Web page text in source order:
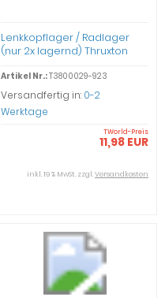
Lenkkopflager / Radlager
(nur 2x lagernd) Thruxton
Artikel Nr.:T3800029-923
Versandfertig in: 0-2
Werktage
TWorld-Preis
11,98 EUR
inkl. 19 % MwSt. zzgl.Versandkosten